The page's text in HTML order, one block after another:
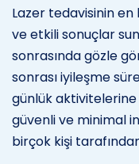
Lazer tedavisinin en
ve etkili sonuçlar
sonrasında gözle
sonrası iyileşme
günlük aktivitelerine
güvenli ve minimal
birçok kişi